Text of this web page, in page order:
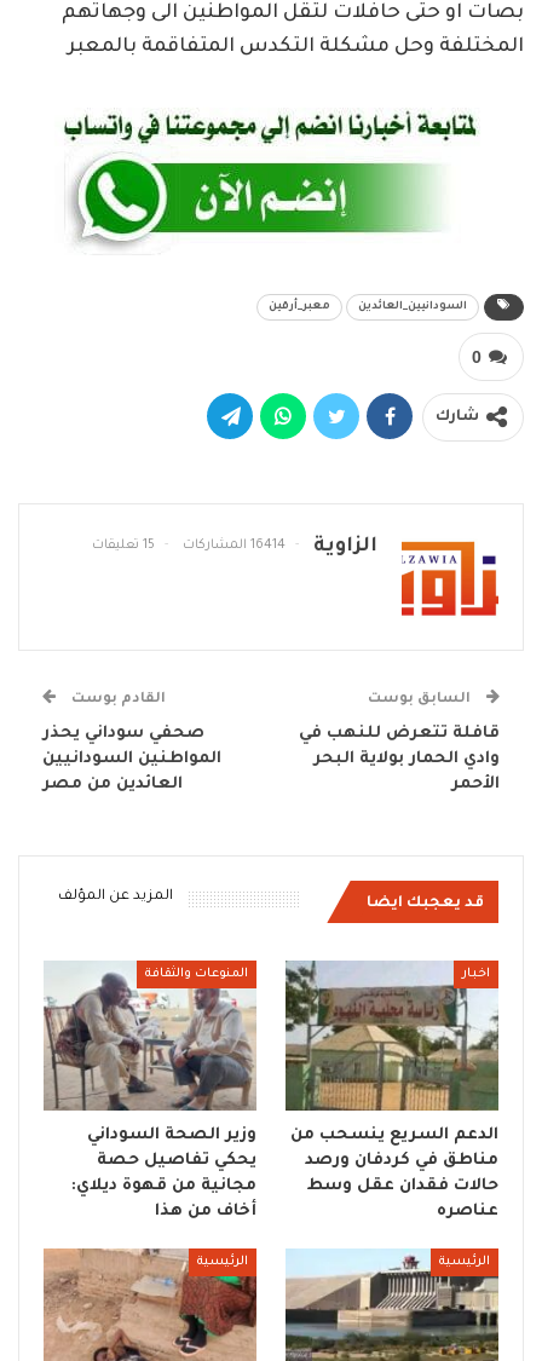
بصات او حتى حافلات لتقل المواطنين الى وجهاتهم
المختلفة وحل مشكلة التكدس المتفاقمة بالمعبر
السودانيين_العائدين معبر_أرقين
0
شارك
الزاوية 16414 المشاركات 15 تعليقات
السابق بوست
قافلة تتعرض للنهب في
وادي الحمار بولاية البحر
الأحمر
القادم بوست
صحفي سوداني يحذر
المواطنين السودانيين
العائدين من مصر
قد يعجبك ايضا المزيد عن المؤلف
اخبار
الدعم السريع ينسحب من
مناطق في كردفان ورصد
حالات فقدان عقل وسط
عناصره
المنوعات والثقافة
وزير الصحة السوداني
يحكي تفاصيل حصة
مجانية من قهوة ديلاي:
أخاف من هذا
الرئيسية الرئيسية